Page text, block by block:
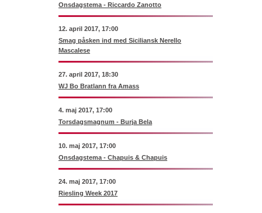
Onsdagstema - Riccardo Zanotto
12. april 2017, 17:00
Smag påsken ind med Siciliansk Nerello
Mascalese
27. april 2017, 18:30
WJ Bo Bratlann fra Amass
4. maj 2017, 17:00
Torsdagsmagnum - Burja Bela
10. maj 2017, 17:00
Onsdagstema - Chapuis & Chapuis
24. maj 2017, 17:00
Riesling Week 2017